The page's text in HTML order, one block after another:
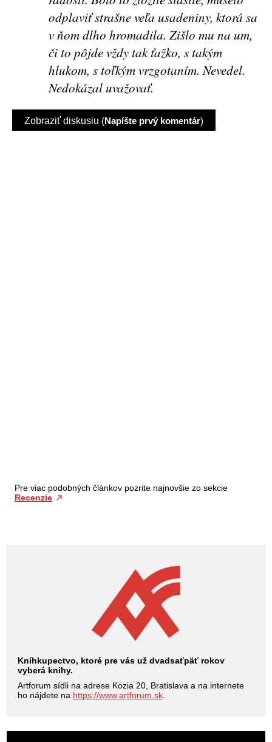
odplaviť strašne veľa usadeniny, ktorá sa
v ňom dlho hromadila. Zišlo mu na um,
či to pôjde vždy tak ťažko, s takým
hlukom, s toľkým vrzgotaním. Nevedel.
Nedokázal uvažovať.
Zobraziť diskusiu (Napíšte prvý komentár)
Pre viac podobných článkov pozrite najnovšie zo sekcie
Recenzie
Kníhkupectvo, ktoré pre vás už dvadsaťpäť rokov
vyberá knihy.
Artforum sídli na adrese Kozia 20, Bratislava a na internete
ho nájdete na https://www.artforum.sk